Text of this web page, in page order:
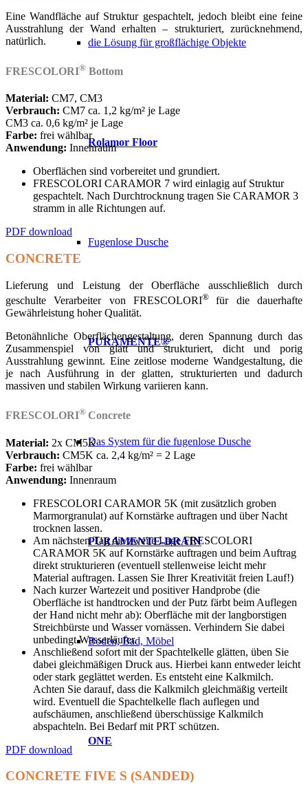
die Lösung für großflächige Objekte
Rolamor Floor
Fugenlose Dusche
PURAMENTE®
Das System für die fugenlose Dusche
PURAMENTE-DRAIN
Boden, Bad, Möbel
ONE
Eine Wandfläche auf Struktur gespachtelt, jedoch bleibt eine feine
Ausstrahlung der Wand erhalten – strukturiert, zurücknehmend,
natürlich.
FRESCOLORI® Bottom
Material: CM7, CM3
Verbrauch: CM7 ca. 1,2 kg/m² je Lage
CM3 ca. 0,6 kg/m² je Lage
Farbe: frei wählbar
Anwendung: Innenraum
Oberflächen sind vorbereitet und grundiert.
FRESCOLORI CARAMOR 7 wird einlagig auf Struktur
gespachtelt. Nach Durchtrocknung tragen Sie CARAMOR 3
stramm in alle Richtungen auf.
PDF download
CONCRETE
Lieferung und Leistung der Oberfläche ausschließlich durch
geschulte Verarbeiter von FRESCOLORI®für die dauerhafte
Gewährleistung hoher Qualität.
Betonähnliche Oberflächengestaltung, deren Spannung durch das
Zusammenspiel von glatt und strukturiert, dicht und porig
Ausstrahlung gewinnt. Eine zeitlose moderne Wandgestaltung, die
je nach Ausführung in der glatten, strukturierten und dadurch
massiven und stabilen Wirkung variieren kann.
FRESCOLORI® Concrete
Material: 2x CM5K
Verbrauch: CM5K ca. 2,4 kg/m² = 2 Lage
Farbe: frei wählbar
Anwendung: Innenraum
FRESCOLORI CARAMOR 5K (mit zusätzlich groben
Marmorgranulat) auf Kornstärke auftragen und über Nacht
trocknen lassen.
Am nächsten Tag die zweite Lage FRESCOLORI
CARAMOR 5K auf Kornstärke auftragen und beim Auftrag
direkt strukturieren (eventuell stellenweise leicht mehr
Material auftragen. Lassen Sie Ihrer Kreativität freien Lauf!)
Nach kurzer Wartezeit und positiver Handprobe (die
Oberfläche ist handtrocken und der Putz färbt beim Auflegen
der Hand nicht mehr ab): Oberfläche mit der langborstigen
Streichbürste und Wasser vornässen. Verhindern Sie dabei
unbedingt Wasserläufer.
Anschließend sofort mit der Spachtelkelle glätten, üben Sie
dabei gleichmäßigen Druck aus. Hierbei kann entweder leicht
oder stark geglättet werden. Es entsteht eine Kalkmilch.
Achten Sie darauf, dass die Kalkmilch gleichmäßig verteilt
wird. Eventuell die Spachtelkelle flach auflegen und
aufschäumen, anschließend überschüssige Kalkmilch
abspachteln. Bei Bedarf mit PRT schützen.
PDF download
CONCRETE FIVE S (SANDED)